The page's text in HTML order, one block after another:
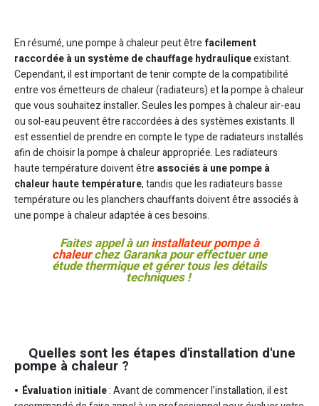
En résumé, une pompe à chaleur peut être facilement
raccordée à un système de chauffage hydrauliqueexistant.
Cependant, il est important de tenir compte de la compatibilité
entre vos émetteurs de chaleur (radiateurs) et la pompe à chaleur
que vous souhaitez installer. Seules les pompes à chaleur air-eau
ou sol-eau peuvent être raccordées à des systèmes existants. Il
est essentiel de prendre en compte le type de radiateurs installés
afin de choisir la pompe à chaleur appropriée. Les radiateurs
haute température doivent être associés à une pompe à
chaleur haute température, tandis que les radiateurs basse
température ou les planchers chauffants doivent être associés à
une pompe à chaleur adaptée à ces besoins.
Faites appel à uninstallateur pompe à
chaleurchez Garanka pour effectuer une
étude thermique et gérer tous les détails
techniques !
Quelles sont les étapes d'installation d'une
pompe à chaleur ?
Évaluation initiale: Avant de commencer l’installation, il est